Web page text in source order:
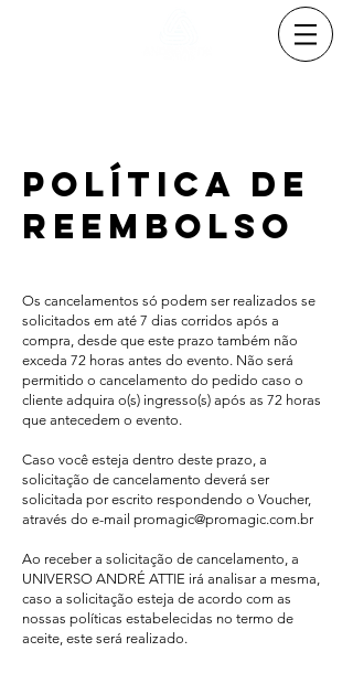
POLÍTICA DE
REEMBOLSO
Os cancelamentos só podem ser realizados se
solicitados em até 7 dias corridos após a
compra, desde que este prazo também não
exceda 72 horas antes do evento. Não será
permitido o cancelamento do pedido caso o
cliente adquira o(s) ingresso(s) após as 72 horas
que antecedem o evento.
Caso você esteja dentro deste prazo, a
solicitação de cancelamento deverá ser
solicitada por escrito respondendo o Voucher,
através do e-mail promagic@promagic.com.br
Ao receber a solicitação de cancelamento, a
UNIVERSO ANDRÉ ATTIE irá analisar a mesma,
caso a solicitação esteja de acordo com as
nossas políticas estabelecidas no termo de
aceite, este será realizado.